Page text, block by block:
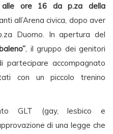
alle ore 16 da p.za della
all’Arena civica, dopo aver
Duomo. In apertura del
, il gruppo dei genitori
partecipare accompagnato
con un piccolo trenino
GLT (gay, lesbico e
di una legge che